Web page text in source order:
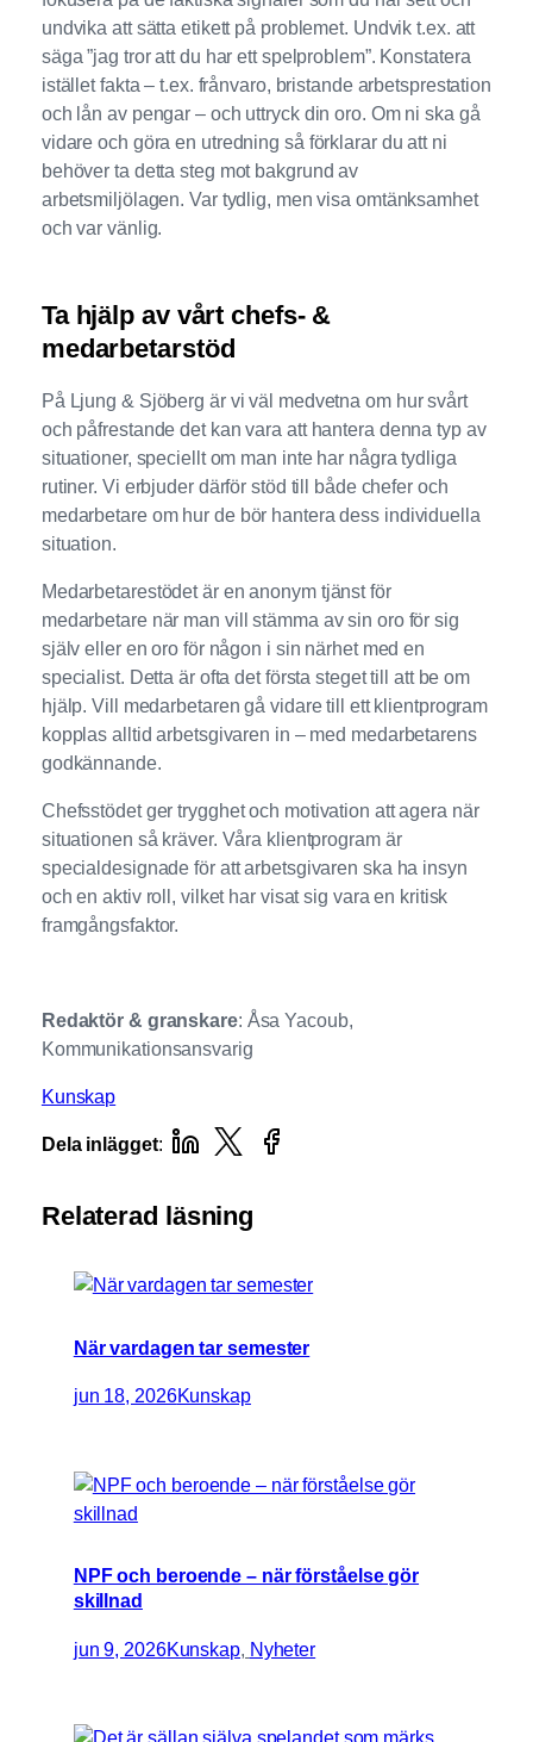
undvika att sätta etikett på problemet. Undvik t.ex. att
säga ”jag tror att du har ett spelproblem”. Konstatera
istället fakta – t.ex. frånvaro, bristande arbetsprestation
och lån av pengar – och uttryck din oro. Om ni ska gå
vidare och göra en utredning så förklarar du att ni
behöver ta detta steg mot bakgrund av
arbetsmiljölagen. Var tydlig, men visa omtänksamhet
och var vänlig.
Ta hjälp av vårt chefs- &
medarbetarstöd
På Ljung & Sjöberg är vi väl medvetna om hur svårt
och påfrestande det kan vara att hantera denna typ av
situationer, speciellt om man inte har några tydliga
rutiner. Vi erbjuder därför stöd till både chefer och
medarbetare om hur de bör hantera dess individuella
situation.
Medarbetarestödet är en anonym tjänst för
medarbetare när man vill stämma av sin oro för sig
själv eller en oro för någon i sin närhet med en
specialist. Detta är ofta det första steget till att be om
hjälp. Vill medarbetaren gå vidare till ett klientprogram
kopplas alltid arbetsgivaren in – med medarbetarens
godkännande.
Chefsstödet ger trygghet och motivation att agera när
situationen så kräver. Våra klientprogram är
specialdesignade för att arbetsgivaren ska ha insyn
och en aktiv roll, vilket har visat sig vara en kritisk
framgångsfaktor.
Redaktör & granskare: Åsa Yacoub,
Kommunikationsansvarig
Kunskap
Dela inlägget:
Relaterad läsning
När vardagen tar semester
jun 18, 2026Kunskap
NPF och beroende – när förståelse gör
skillnad
jun 9, 2026Kunskap, Nyheter